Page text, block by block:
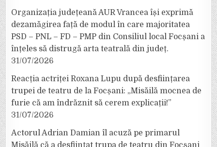
Organizația județeană AUR Vrancea își exprimă
dezamăgirea față de modul în care majoritatea
PSD – PNL – FD – PMP din Consiliul local Focșani a
înțeles să distrugă arta teatrală din județ.
31/07/2026
Reacția actriței Roxana Lupu după desființarea
trupei de teatru de la Focșani: „Misăilă mocnea de
furie că am îndrăznit să cerem explicații!”
31/07/2026
Actorul Adrian Damian îl acuză pe primarul
Misăilă că a desființat trupa de teatru din Focșani